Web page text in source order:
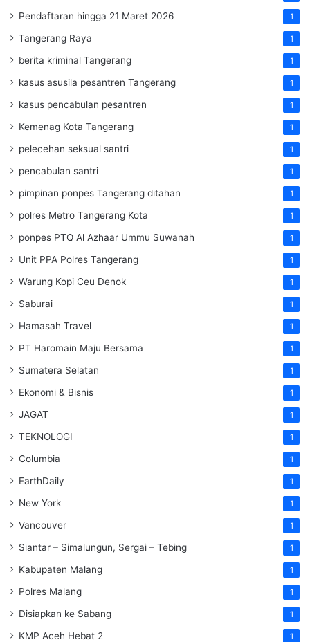
Pendaftaran hingga 21 Maret 2026 1
Tangerang Raya 1
berita kriminal Tangerang 1
kasus asusila pesantren Tangerang 1
kasus pencabulan pesantren 1
Kemenag Kota Tangerang 1
pelecehan seksual santri 1
pencabulan santri 1
pimpinan ponpes Tangerang ditahan 1
polres Metro Tangerang Kota 1
ponpes PTQ Al Azhaar Ummu Suwanah 1
Unit PPA Polres Tangerang 1
Warung Kopi Ceu Denok 1
Saburai 1
Hamasah Travel 1
PT Haromain Maju Bersama 1
Sumatera Selatan 1
Ekonomi & Bisnis 1
JAGAT 1
TEKNOLOGI 1
Columbia 1
EarthDaily 1
New York 1
Vancouver 1
Siantar – Simalungun, Sergai – Tebing 1
Kabupaten Malang 1
Polres Malang 1
Disiapkan ke Sabang 1
KMP Aceh Hebat 2 1